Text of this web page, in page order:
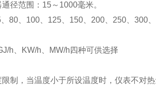
径范围：15～1000毫米。
80、100、125、150、200、250、300
h、KW/h、MW/h四种可供选择
制，当温度小于所设温度时，仪表不对热